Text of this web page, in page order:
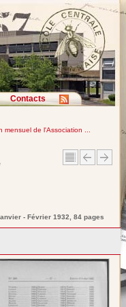
Contacts
mensuel de l'Association ...
- Février 1932, 84 pages